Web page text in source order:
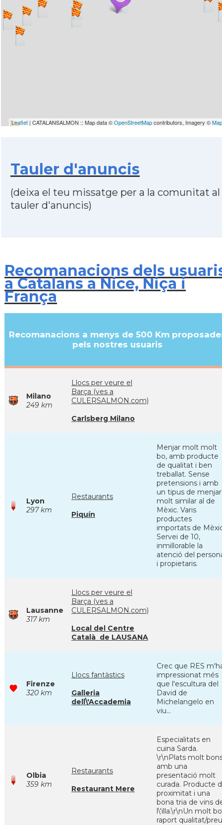
Leaflet | CATALANSALMON :: Map data ©OpenStreetMapcontributors, Imagery ©
Tauler d'anuncis
(deixa el teu missatge per a la comunitat al
tauler d'anuncis)
Recomanacions dels
a Catalans a Nice, Niça i
França
Recomanacions a menys de 500 Km
pels nostres usuaris
Milano
249 km
Llocs per veure el
Barça (ves a
CULERSALMON.com)
Carlsberg Milano
Lyon
297 km
Restaurants
Piquín
Menjar molt molt
bo, amb producte
de qualitat i ben
treballat. Sense
pretensions i amb
un tipus de menjar
molt similar al de
Mèxic. Varis
productes
importats de
Servei de 10,
inmillorable la
atenció del
i propietaris.
Lausanne
317 km
Llocs per veure el
Barça (ves a
CULERSALMON.com)
Local del Centre
Català de LAUSANA
Firenze
320 km
Llocs fantàstics
Galleria
dell\'Accademia
Crec que RES
impressionat més
que l'escultura del
David de
Michelangelo en
viu...
Olbia
359 km
Restaurants
Restaurant Mere
Especialitats en
cuina Sarda.
\r\nPlats molt
amb una
presentació molt
curada. Producte
proximitat i una
bona tria de vins
l\'illa.\r\nUn molt
raport qualitat/preu